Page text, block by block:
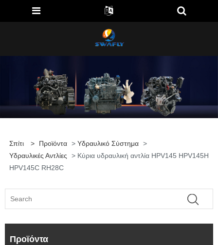
Σπίτι > Προϊόντα > Υδραυλικό Σύστημα >
Υδραυλικές Αντλίες
> Κύρια υδραυλική αντλία HPV145 HPV145H
HPV145C RH28C
Προϊόντα